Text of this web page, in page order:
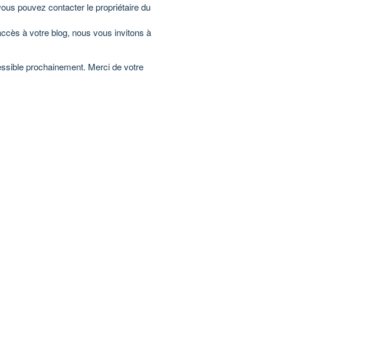
pouvez contacter le propriétaire du
à votre blog, nous vous invitons à
prochainement. Merci de votre